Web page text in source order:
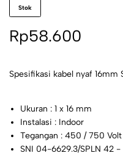
Stok
Rp58.600
Spesifikasi kabel nyaf 16mm
Ukuran : 1 x 16 mm
Instalasi : Indoor
Tegangan : 450 / 750 Volt
SNI 04-6629.3/SPLN 42